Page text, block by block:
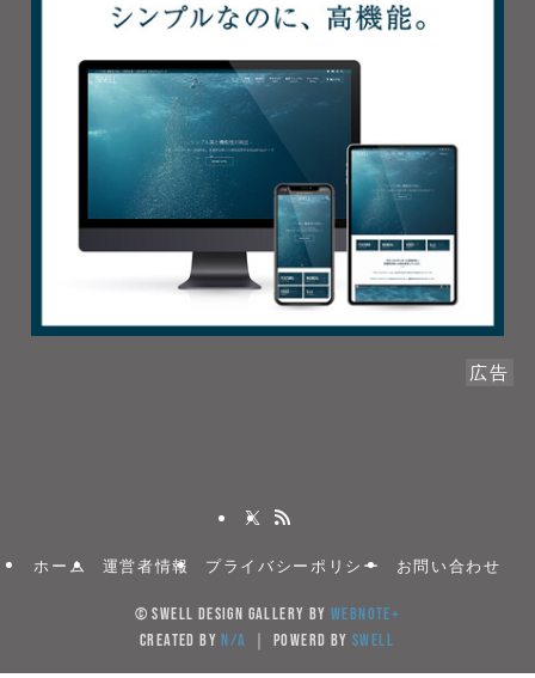
広告
ホーム 運営者情報 プライバシーポリシー お問い合わせ
© SWELL DESIGN GALLERY byWebNote+
created byN/A ｜ powerd by SWELL